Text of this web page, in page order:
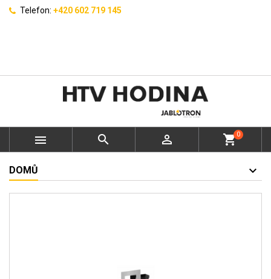
Telefon: +420 602 719 145
   shopping_cart0
DOMŮ